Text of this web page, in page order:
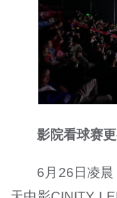
影院看球赛
6月26日凌